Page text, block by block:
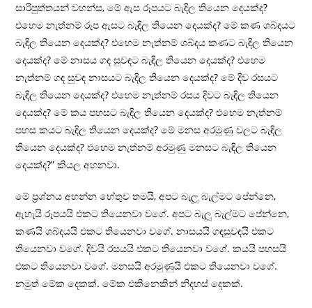
සාරිපුත්තයන් වහන්ස, මේ ඇස රූපයට බැඳිල තියෙන දෙයක්ද?
එහෙම නැත්නම් රූප ඇසට බැඳිල තියෙන දෙයක්ද? මේ කණ ශබ්දයට
බැඳිල තියෙන දෙයක්ද? එහෙම නැත්නම් ශබ්දය කණට බැඳිල තියෙන
දෙයක්ද? මේ නාසය ගඳ සුවඳට බැඳිල තියෙන දෙයක්ද? එහෙම
නැත්නම් ගඳ සුවඳ නාසයට බැඳිල තියෙන දෙයක්ද? මේ දිව රසයට
බැඳිල තියෙන දෙයක්ද? එහෙම නැත්නම් රසය දිවට බැඳිල තියෙන
දෙයක්ද? මේ කය පහසට බැඳිල තියෙන දෙයක්ද? එහෙම නැත්නම්
පහස කයට බැඳිල තියෙන දෙයක්ද? මේ මනස අරමුණු වලට බැඳිල
තියෙන දෙයක්ද? එහෙම නැත්නම් අරමුණු මනසට බැඳිල තියෙන
දෙයක්ද?” කියල අහනවා.
මේ ප‍්‍රශ්නය අහන්න හේතුව තමයි, අපට බැලූ බැල්මට පේන්නෙ,
ඇහැයි රූපයයි එකට තියෙනවා වගේ. අපට බැලූ බැල්මට පේන්නෙ,
කණයි ශබ්දයයි එකට තියෙනවා වගේ. නාසයයි ගඳසුවඳයි එකට
තියෙනවා වගේ. දිවයි රසයයි එකට තියෙනවා වගේ. කයයි පහසයි
එකට තියෙනවා වගේ. මනසයි අරමුණුයි එකට තියෙනවා වගේ.
නමුත් මේක දෙකක්. මේක එකිනෙකින් නිදහස් දෙකක්.